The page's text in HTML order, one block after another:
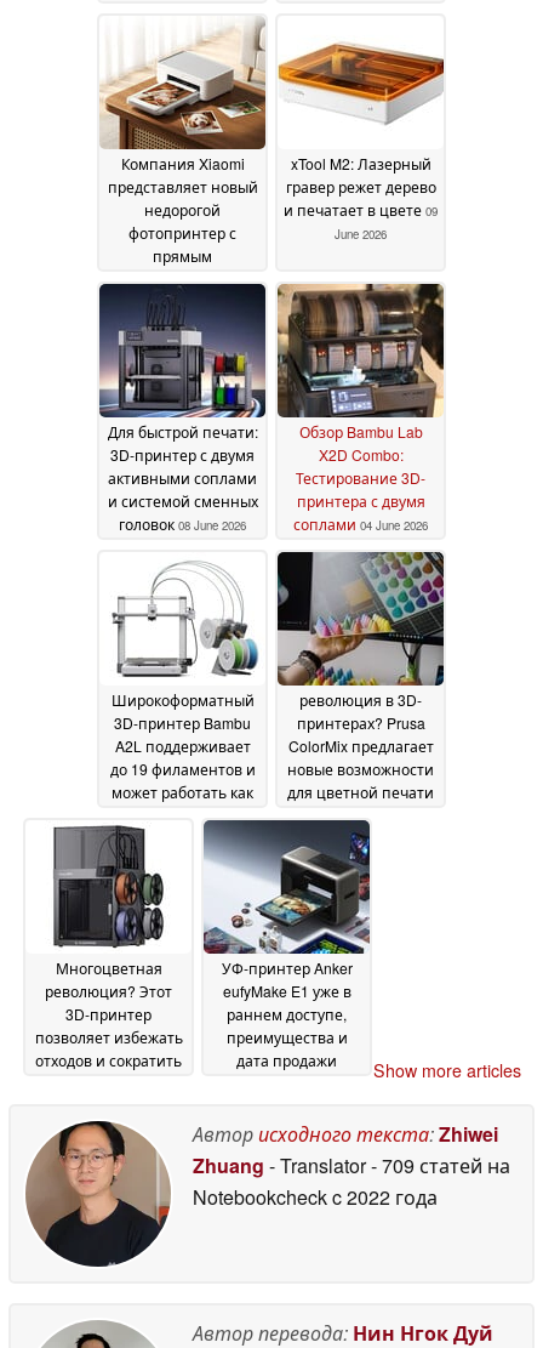
July 2026
3D-принтеров12 July
2026
Компания Xiaomi
представляет новый
недорогой
фотопринтер с
прямым
беспроводным
подключением
2026
xTool M2: Лазерный
гравер режет дерево
и печатает в цвете 09
June 2026
Для быстрой печати:
3D-принтер с двумя
активными соплами
и системой сменных
головок 08 June 2026
Обзор Bambu Lab
X2D Combo:
Тестирование 3D-
принтера с двумя
соплами 04 June 2026
Широкоформатный
3D-принтер Bambu
A2L поддерживает
до 19 филаментов и
может работать как
01 June 2026
революция в 3D-
принтерах? Prusa
ColorMix предлагает
новые возможности
для цветной печати
31 May 2026
Многоцветная
революция? Этот
3D-принтер
позволяет избежать
отходов и сократить
УФ-принтер Anker
eufyMake E1 уже в
раннем доступе,
преимущества и
дата продажи
Show more articles
Авторисходного текста:Zhiwei
Zhuang - Translator- 709 статей на
Notebookcheckc 2022 года
Автор перевода: Нин Нгок Дуй